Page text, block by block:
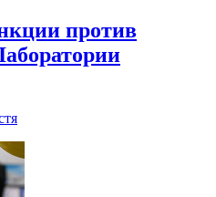
против